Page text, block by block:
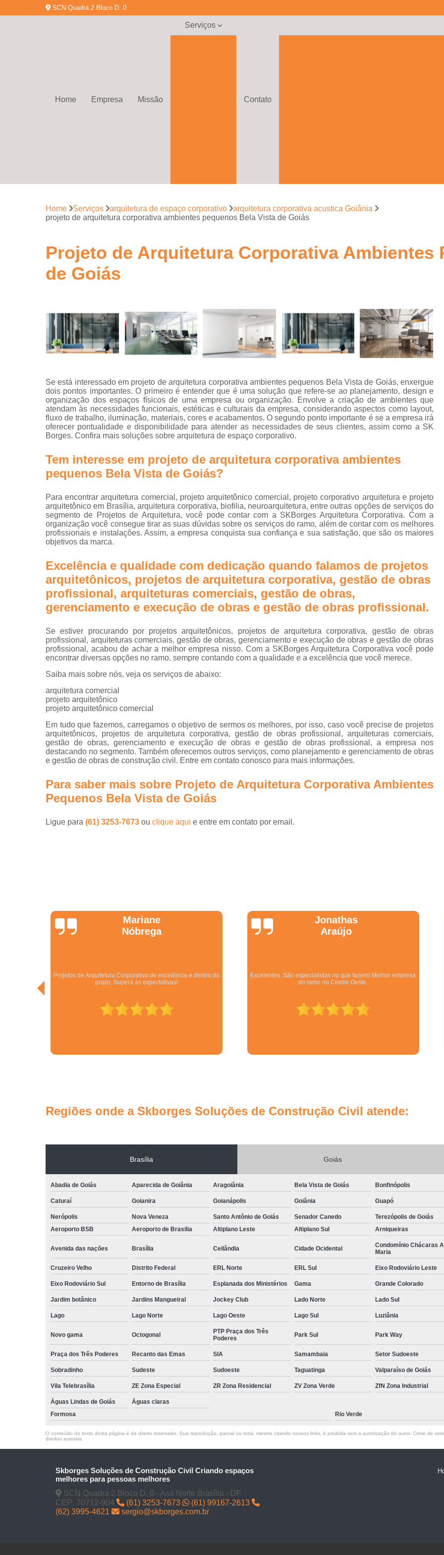
SCN Quadra 2 Bloco D, 0
Home Empresa Missão
Serviços
Empresa de
Gerenciamento
de obra
Projeto de
escritório
Projeto de
escritórios
key
Projetos
arquitetônicos
Projetos de
arquitetura
escritórios
Projetos turn
Contato
Arquitetura com
Arquitetura
Arquitetura Corporativa
Arquitetura
Arquitetura Corporativa Estilo
Arquitetura Ambientes
Arquitetura Corporativo
Arquitetura Design Corporativo
Escritório de Arquitetura
Projetos de Arquitetura Corporativa
Design Biofílico
Design Biofílico
Projeto Biofílico
Arquitetura de
Arquitetura de Salas
Arquitetura para Sala
Escritório
Escritório de Arquitetura
Escritório de Arquitetura
Projeto de Arquitetura Corporativa em
Projeto de Arquitetura para
Projeto de Arquitetura para
Empresa de
Empresa de Gerenciamento e
Empresa Especializada em
Empresa de Gestão de Obras
Empresa de Gestão de
Empresa Especialista em
Empresa Especialista em Gestão de
Gestão de Obras de
Gerenciamento de Obras Arquitetura
Gerenciamento e Implementação de Obras
Gerenciamento Obras Comerciais
Empresa de Gestão de Obras
Gestão
Gestão de Obras e Projetos
Gestão de
Gestão de Obras na Construção
Gestão de Projetos em Obras Civis
Gestão em Obras
Serviço de
Neuroarquitetura Comercial
Neuroarquitetura em Goiânia
Neuroarquitetura
Neuroarquitetura no Ambiente Corporativo
Projeto Arquitetônico
Projeto de Arquitetura
Projeto de Escritório
Projeto de Escritório
Projeto de Escritório de
Projeto de Escritório
Projeto de
Projeto de Interiores
Projeto Escritório de
Home Serviços arquitetura de espaço corporativo
arquitetura corporativa acustica Goiânia
projeto de arquitetura corporativa ambientes pequenos Bela Vista de Goiás
Projeto de Arquitetura Corporativa Ambientes
de Goiás
Se está interessado em projeto de arquitetura corporativa ambientes pequenos Bela Vista de Goiás, enxergue
dois pontos importantes. O primeiro é entender que é uma solução que refere-se ao planejamento, design e
organização dos espaços físicos de uma empresa ou organização. Envolve a criação de ambientes que
atendam às necessidades funcionais, estéticas e culturais da empresa, considerando aspectos como layout,
fluxo de trabalho, iluminação, materiais, cores e acabamentos. O segundo ponto importante é se a empresa irá
oferecer pontualidade e disponibilidade para atender as necessidades de seus clientes, assim como a SK
Borges. Confira mais soluções sobre arquitetura de espaço corporativo.
Tem interesse em projeto de arquitetura corporativa ambientes
pequenos Bela Vista de Goiás?
Para encontrar arquitetura comercial, projeto arquitetônico comercial, projeto corporativo arquitetura e projeto
arquitetônico em Brasília, arquitetura corporativa, biofilia, neuroarquitetura, entre outras opções de serviços do
segmento de Projetos de Arquitetura, você pode contar com a SKBorges Arquitetura Corporativa. Com a
organização você consegue tirar as suas dúvidas sobre os serviços do ramo, além de contar com os melhores
profissionais e instalações. Assim, a empresa conquista sua confiança e sua satisfação, que são os maiores
objetivos da marca.
Excelência e qualidade com dedicação quando falamos de projetos
arquitetônicos, projetos de arquitetura corporativa, gestão de obras
profissional, arquiteturas comerciais, gestão de obras,
gerenciamento e execução de obras e gestão de obras profissional.
Se estiver procurando por projetos arquitetônicos, projetos de arquitetura corporativa, gestão de obras
profissional, arquiteturas comerciais, gestão de obras, gerenciamento e execução de obras e gestão de obras
profissional, acabou de achar a melhor empresa nisso. Com a SKBorges Arquitetura Corporativa você pode
encontrar diversas opções no ramo, sempre contando com a qualidade e a excelência que você merece.
Saiba mais sobre nós, veja os serviços de abaixo:
arquitetura comercial
projeto arquitetônico
projeto arquitetônico comercial
Em tudo que fazemos, carregamos o objetivo de sermos os melhores, por isso, caso você precise de projetos
arquitetônicos, projetos de arquitetura corporativa, gestão de obras profissional, arquiteturas comerciais,
gestão de obras, gerenciamento e execução de obras e gestão de obras profissional, a empresa nos
destacando no segmento. Também oferecemos outros serviços, como planejamento e gerenciamento de obras
e gestão de obras de construção civil. Entre em contato conosco para mais informações.
Para saber mais sobre Projeto de Arquitetura Corporativa Ambientes
Pequenos Bela Vista de Goiás
Ligue para (61) 3253-7673 ou clique aqui e entre em contato por email.
Jonathas
Araújo
Excelentes. São especialistas no que fazem! Melhor empresa
do ramo no Centro Oeste.
Wanessa
Marques
Equipe qualificada, atendimento muito pontual e de forma
organizada. Preza pela qualidade, bom gosto e preço justo.
Regiões onde a Skborges Soluções de Construção Civil atende:
Brasília Goiás
Abadia de Goiás Aparecida de Goiânia Aragoiânia Bela Vista de Goiás Bonfinópolis
Caturaí Goianira Goianápolis Goiânia Guapó
Nerópolis Nova Veneza Santo Antônio de Goiás Senador Canedo Terezópolis de Goiás
Aeroporto BSB
Aeroporto de Brasilia Altiplano Leste Altiplano Sul Arniqueiras
Avenida das nações Brasília Ceilândia Cidade Ocidental
Condomínio Chácaras
Maria
Cruzeiro Velho Distrito Federal ERL Norte ERL Sul Eixo Rodoviário Leste
Eixo Rodoviário Sul Entorno de Brasília Esplanada dos Ministérios Gama Grande Colorado
Jardim botânico Jardins Mangueiral Jockey Club Lado Norte Lado Sul
Lago Lago Norte Lago Oeste Lago Sul Luziânia
Novo gama Octogonal
PTP Praça dos Três
Poderes
Park Sul Park Way
Praça dos Três Poderes Recanto das Emas SIA Samambaia Setor Sudoeste
Sobradinho Sudeste Sudoeste Taguatinga Valparaíso de Goiás
Vila Telebrasília ZE Zona Especial ZR Zona Residencial ZV Zona Verde ZfN Zona Industrial
Águas Lindas de Goiás
Águas claras
Formosa
Rio Verde
O conteúdo do texto desta página é de direito reservado. Sua reprodução, parcial ou total, mesmo citando nossos links, é proibida sem a autorização do autor. Crime de
direitos autorais
Skborges Soluções de Construção Civil Criando espaços
melhores para pessoas melhores
SCN Quadra 2 Bloco D, 0 - Asa Norte Brasília - DF
CEP: 70712-904
(61) 3253-7673
(61) 99167-2613
(62) 3995-4621
sergio@skborges.com.br